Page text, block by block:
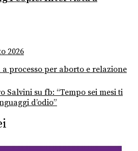
2026
processo per aborto e relazione
Salvini su fb: “Tempo sei mesi ti
d’odio”